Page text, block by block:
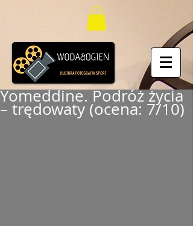
Yomeddine. Podróż życia
– trędowaty (ocena: 7/10)